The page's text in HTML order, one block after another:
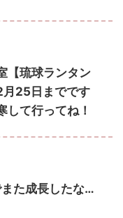
【琉球ランタン
月25日までです
して行ってね！
た成長したな…